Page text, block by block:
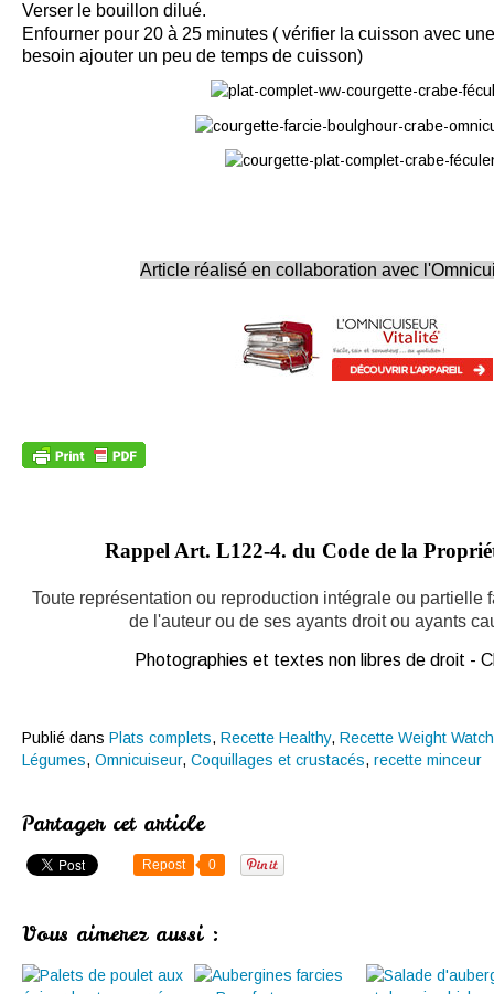
Verser le bouillon dilué.
Enfourner pour 20 à 25 minutes ( vérifier la cuisson avec
besoin ajouter un peu de temps de cuisson)
Article réalisé en collaboration avec
Rappel Art. L122-4. du Code de la
Toute représentation ou reproduction intégrale ou partielle
de l'auteur ou de ses ayants droit ou ayants
Photographies et textes non libres de droit -
Publié dans Plats complets, Recette Healthy, Recette Weight
Légumes, Omnicuiseur, Coquillages et crustacés, recette minceur
Partager cet article
Repost 0
Vous aimerez aussi :